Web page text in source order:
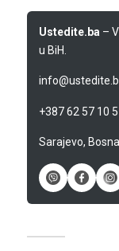
Ustedite.ba –
u BiH.
+387 62 57 10
Sarajevo,